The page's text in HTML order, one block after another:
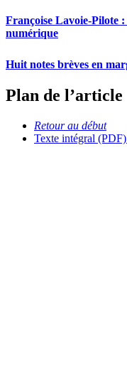
Françoise Lavoie-Pilote
numérique
Huit notes brèves en
Plan de l’article
Retour au début
Texte intégral (PDF)